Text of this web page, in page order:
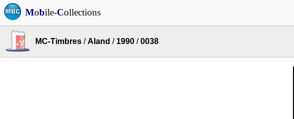
Mobile-Collections
MC-Timbres /Aland / 1990 /0038